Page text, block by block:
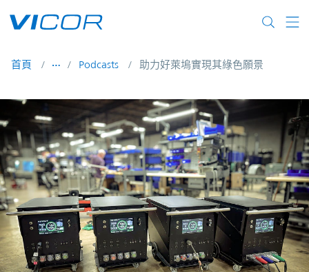
首頁 Podcasts 助力好萊塢實現其綠色願景